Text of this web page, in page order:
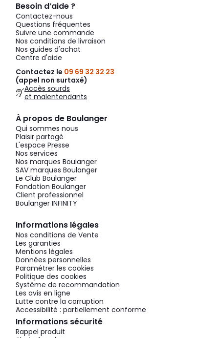
Besoin d’aide ?
Contactez-nous
Questions fréquentes
Suivre une commande
Nos conditions de livraison
Nos guides d'achat
Centre d'aide
Contactez le 09 69 32 32 23
(appel non surtaxé)
Accès sourds
et malentendants
À propos de Boulanger
Qui sommes nous
Plaisir partagé
L'espace Presse
Nos services
Nos marques Boulanger
SAV marques Boulanger
Le Club Boulanger
Fondation Boulanger
Client professionnel
Boulanger INFINITY
Informations légales
Nos conditions de Vente
Les garanties
Mentions légales
Données personnelles
Paramétrer les cookies
Politique des cookies
Système de recommandation
Les avis en ligne
Lutte contre la corruption
Accessibilité : partiellement conforme
Informations sécurité
Rappel produit